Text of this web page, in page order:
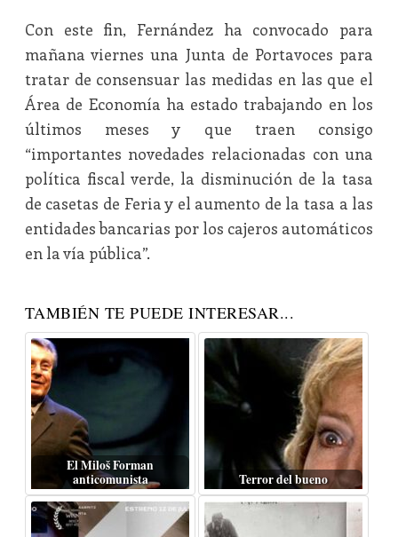
Con este fin, Fernández ha convocado para
mañana viernes una Junta de Portavoces para
tratar de consensuar las medidas en las que el
Área de Economía ha estado trabajando en los
últimos meses y que traen consigo
“importantes novedades relacionadas con una
política fiscal verde, la disminución de la tasa
de casetas de Feria y el aumento de la tasa a las
entidades bancarias por los cajeros automáticos
en la vía pública”.
TAMBIÉN TE PUEDE INTERESAR...
El Miloš Forman
anticomunista
Terror del bueno